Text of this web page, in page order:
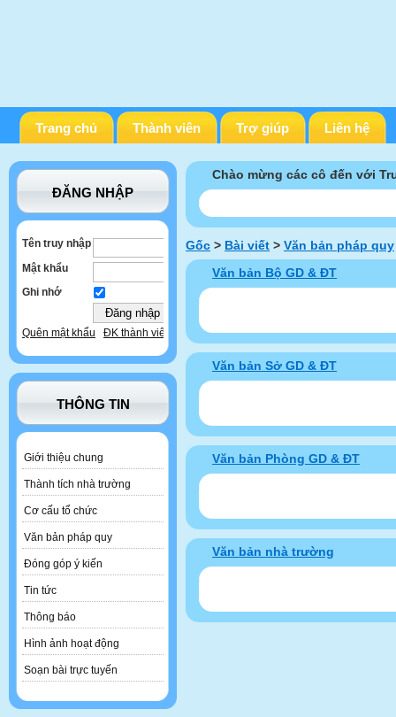
Trang chủ Thành viên Trợ giúp Liên hệ
ĐĂNG NHẬP
Tên truy nhập
Mật khẩu
Ghi nhớ
Quên mật khẩu ĐK thành viên
THÔNG TIN
Giới thiệu chung
Thành tích nhà trường
Cơ cấu tổ chức
Văn bản pháp quy
Đóng góp ý kiến
Tin tức
Thông báo
Hình ảnh hoạt động
Soạn bài trực tuyến
Chào mừng các cô đến với
Gốc > Bài viết > Văn bản pháp quy
Văn bản Bộ GD & ĐT
Văn bản Sở GD & ĐT
Văn bản Phòng GD & ĐT
Văn bản nhà trường